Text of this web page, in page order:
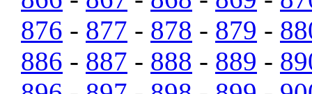
876 - 877 - 878 - 879 -
886 - 887 - 888 - 889 -